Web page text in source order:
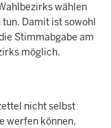
wählen
Damit ist sowohl
Stimmabgabe am
möglich.
nicht selbst
werfen können,